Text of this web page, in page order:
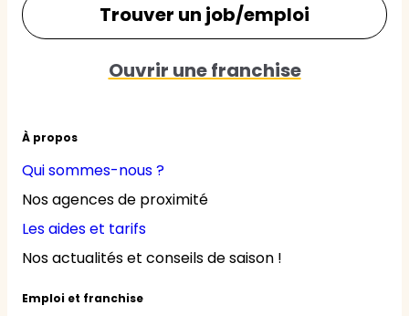
À propos
Qui sommes-nous ?
Nos agences de proximité
Les aides et tarifs
Nos actualités et conseils de saison !
Emploi et franchise
Trouver un job/emploi
Ouvrir une franchise